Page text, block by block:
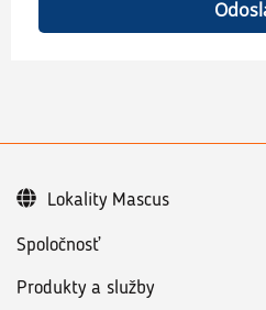
Spoločnosť
Produkty a služby
Lokality Mascus